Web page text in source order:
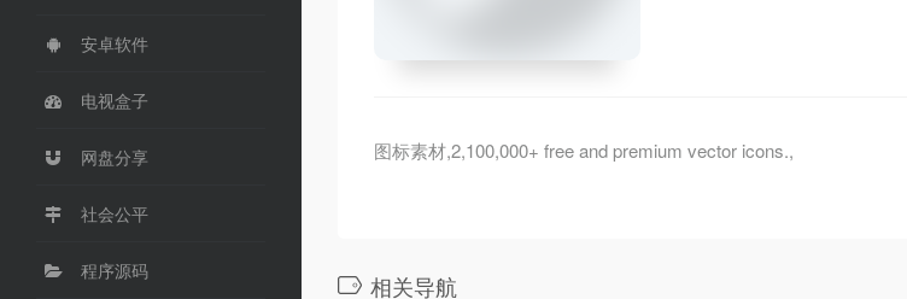
安卓软件
电视盒子
网盘分享
社会公平
程序源码
图标素材,2,100,000+ free and premium vector icons.,
相关导航